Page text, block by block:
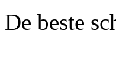
De beste